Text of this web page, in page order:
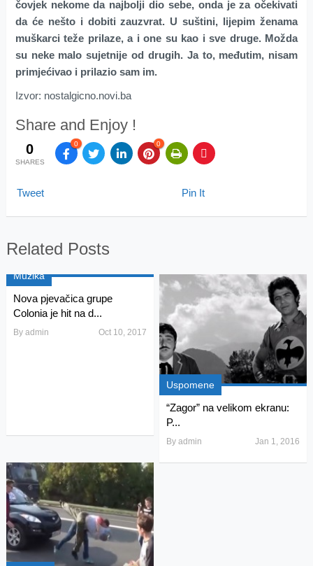
čovjek nekome da najbolji dio sebe, onda je za očekivati
da će nešto i dobiti zauzvrat. U suštini, lijepim ženama
muškarci teže prilaze, a i one su kao i sve druge. Možda
su neke malo sujetnije od drugih. Ja to, međutim, nisam
primjećivao i prilazio sam im.
Izvor: nostalgicno.novi.ba
Share and Enjoy !
0
SHARES
0 0
Tweet Pin It
Related Posts
Muzika
Nova pjevačica grupe
Colonia je hit na d...
By admin Oct 10, 2017
Uspomene
“Zagor” na velikom ekranu:
P...
Byadmin Jan 1, 2016